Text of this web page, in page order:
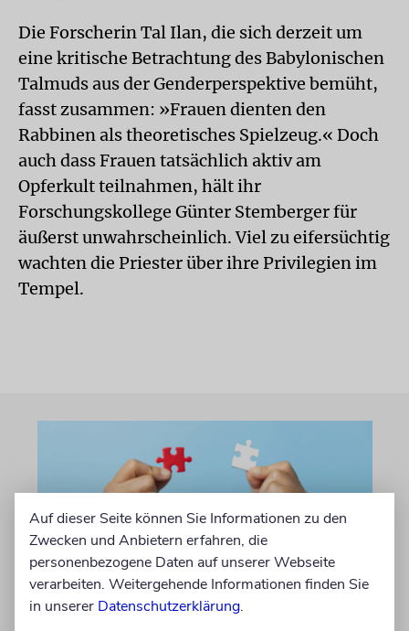
Die Forscherin Tal Ilan, die sich derzeit um
eine kritische Betrachtung des Babylonischen
Talmuds aus der Genderperspektive bemüht,
fasst zusammen: »Frauen dienten den
Rabbinen als theoretisches Spielzeug.« Doch
auch dass Frauen tatsächlich aktiv am
Opferkult teilnahmen, hält ihr
Forschungskollege Günter Stemberger für
äußerst unwahrscheinlich. Viel zu eifersüchtig
wachten die Priester über ihre Privilegien im
Tempel.
»DINA DE MALCHUTA DINA«
Auf dieser Seite können Sie Informationen zu den
Zwecken und Anbietern erfahren, die
personenbezogene Daten auf unserer Webseite
verarbeiten. Weitergehende Informationen finden Sie
in unserer Datenschutzerklärung.